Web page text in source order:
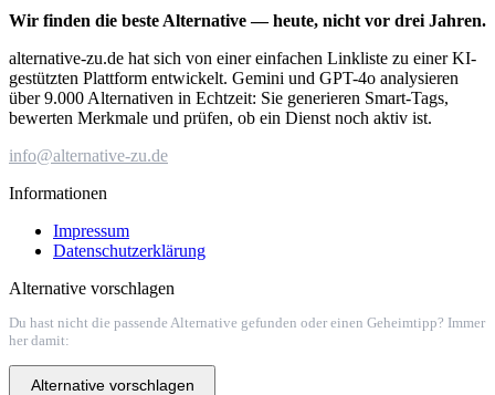
Wir finden die beste Alternative — heute, nicht vor drei Jahren.
alternative-zu.de hat sich von einer einfachen Linkliste zu einer KI-
gestützten Plattform entwickelt. Gemini und GPT-4o analysieren
über 9.000 Alternativen in Echtzeit: Sie generieren Smart-Tags,
bewerten Merkmale und prüfen, ob ein Dienst noch aktiv ist.
info@alternative-zu.de
Informationen
Impressum
Datenschutzerklärung
Alternative vorschlagen
Du hast nicht die passende Alternative gefunden oder einen Geheimtipp? Immer
her damit:
Alternative vorschlagen